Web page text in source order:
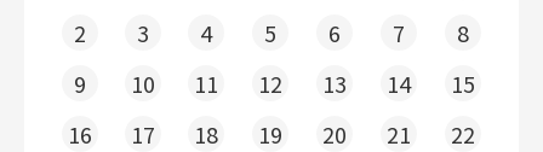
2
3 4 5 6 7
8
9
10 11 12 13 14
15
16
17 18 19 20 21
22